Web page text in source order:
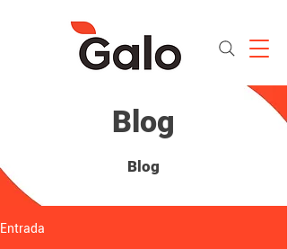
Blog
Blog
Entrada